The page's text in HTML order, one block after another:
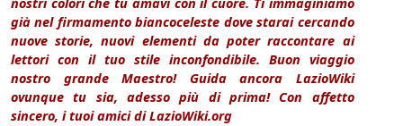
già nel firmamento biancoceleste dove starai cercando
nuove storie, nuovi elementi da poter raccontare ai
lettori con il tuo stile inconfondibile. Buon viaggio
nostro grande Maestro! Guida ancora LazioWiki
ovunque tu sia, adesso più di prima! Con affetto
sincero, i tuoi amici di LazioWiki.org